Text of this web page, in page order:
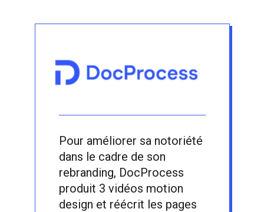
Pour améliorer sa notoriété
dans le cadre de son
rebranding, DocProcess
produit 3 vidéos motion
design et réécrit les pages